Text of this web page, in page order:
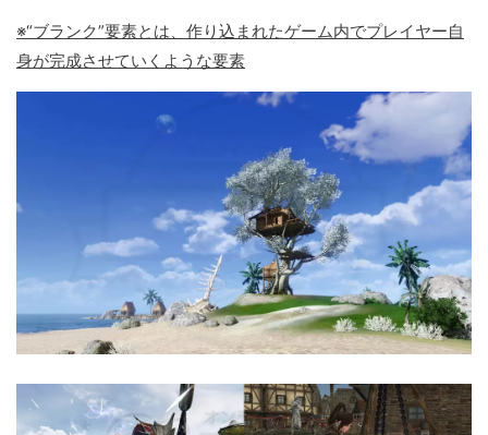
※“ブランク”要素とは、作り込まれたゲーム内でプレイヤー自
身が完成させていくような要素